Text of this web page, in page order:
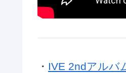
・ IVE 2ndアルバ